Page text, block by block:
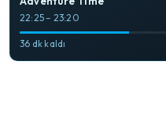
22:25 – 23:20
36 dk kaldı